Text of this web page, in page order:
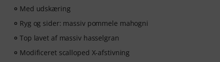
Med udskæring
Ryg og sider: massiv pommele mahogni
Top lavet af massiv hasselgran
Modificeret scalloped X-afstivning